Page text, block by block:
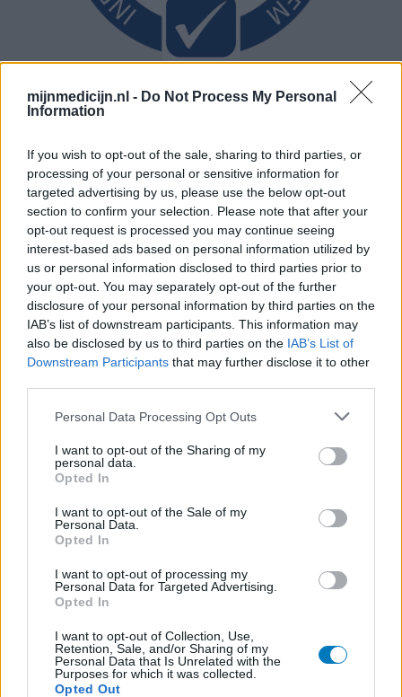
mijnmedicijn.nl - Do Not Process My Personal
Information
If you wish to opt-out of the sale, sharing to third parties, or
processing of your personal or sensitive information for
targeted advertising by us, please use the below opt-out
section to confirm your selection. Please note that after your
opt-out request is processed you may continue seeing
interest-based ads based on personal information utilized by
us or personal information disclosed to third parties prior to
your opt-out. You may separately opt-out of the further
disclosure of your personal information by third parties on the
IAB’s list of downstream participants. This information may
also be disclosed by us to third parties on the IAB’s List of
Downstream Participants that may further disclose it to other
Personal Data Processing Opt Outs
I want to opt-out of the Sharing of my
personal data.
Opted In
I want to opt-out of the Sale of my
Personal Data.
Opted In
I want to opt-out of processing my
Personal Data for Targeted Advertising.
Opted In
I want to opt-out of Collection, Use,
Retention, Sale, and/or Sharing of my
Personal Data that Is Unrelated with the
Purposes for which it was collected.
Opted Out